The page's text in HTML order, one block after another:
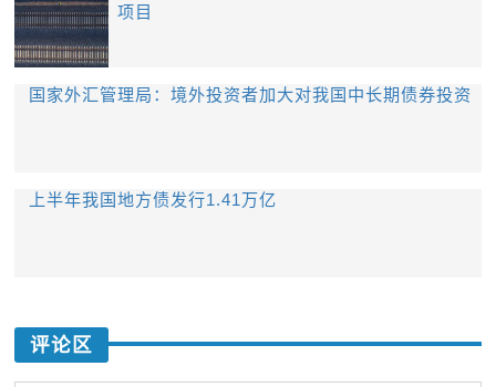
项目
国家外汇管理局：境外投资者加大对我国中长期债券投资
​上半年我国地方债发行1.41万亿
评论区